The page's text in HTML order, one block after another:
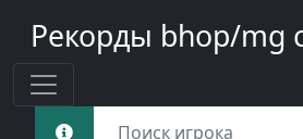
Рекорды bhop/mg